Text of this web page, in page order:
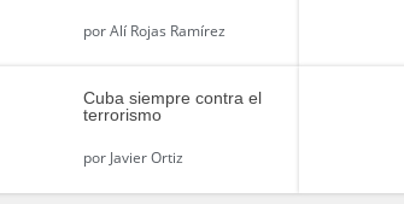
porAlí Rojas Ramírez
Cuba siempre contra el
terrorismo
por Javier Ortiz